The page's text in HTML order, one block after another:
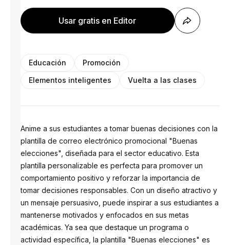
Usar gratis en Editor
Educación
Promoción
Elementos inteligentes
Vuelta a las clases
Anime a sus estudiantes a tomar buenas decisiones con la
plantilla de correo electrónico promocional "Buenas
elecciones", diseñada para el sector educativo. Esta
plantilla personalizable es perfecta para promover un
comportamiento positivo y reforzar la importancia de
tomar decisiones responsables. Con un diseño atractivo y
un mensaje persuasivo, puede inspirar a sus estudiantes a
mantenerse motivados y enfocados en sus metas
académicas. Ya sea que destaque un programa o
actividad específica, la plantilla "Buenas elecciones" es